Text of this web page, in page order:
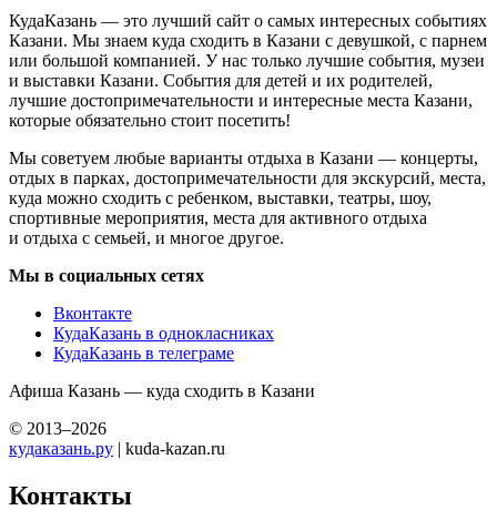
КудаКазань — это лучший сайт о самых интересных событиях
Казани. Мы знаем куда сходить в Казани с девушкой, с парнем
или большой компанией. У нас только лучшие события, музеи
и выставки Казани. События для детей и их родителей,
лучшие достопримечательности и интересные места Казани,
которые обязательно стоит посетить!
Мы советуем любые варианты отдыха в Казани — концерты,
отдых в парках, достопримечательности для экскурсий, места,
куда можно сходить с ребенком, выставки, театры, шоу,
спортивные мероприятия, места для активного отдыха
и отдыха с семьей, и многое другое.
Мы в социальных сетях
Вконтакте
КудаКазань в однокласниках
КудаКазань в телеграме
Афиша Казань — куда сходить в Казани
© 2013–2026
кудаказань.ру | kuda-kazan.ru
Контакты